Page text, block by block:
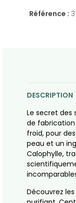
DESCRIPTION
Le secret des
de
froid, pour
peau et un
Calophylle,
Découvrez
Référence :